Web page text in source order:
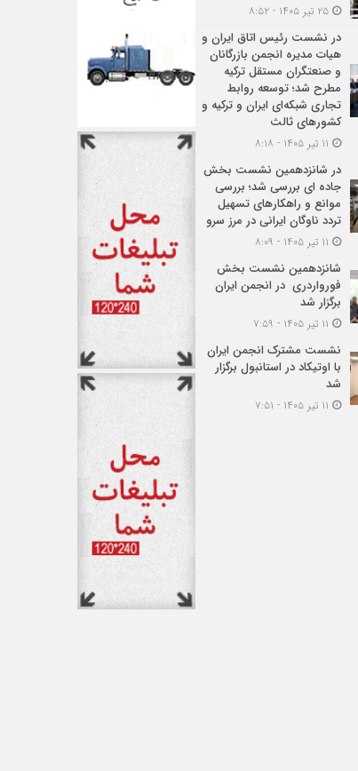
۲۵ تیر ۱۴۰۵ - ۸:۵۲
در نشست رئیس اتاق ایران و
هیات مدیره انجمن بازرگانان
و صنعتگران مستقل ترکیه
مطرح شد؛ توسعه روابط
تجاری شبکه‌ای ایران و ترکیه و
کشورهای ثالث
در شانزدهمین نشست بخش
جاده ای بررسی شد؛ بررسی
موانع و راهکارهای تسهیل
تردد ناوگان ایرانی در مرز سرو
شانزدهمین نشست بخش
فورواردری در انجمن ایران
برگزار شد
نشست مشترک انجمن ایران
با اوتیکاد در استانبول برگزار
شد